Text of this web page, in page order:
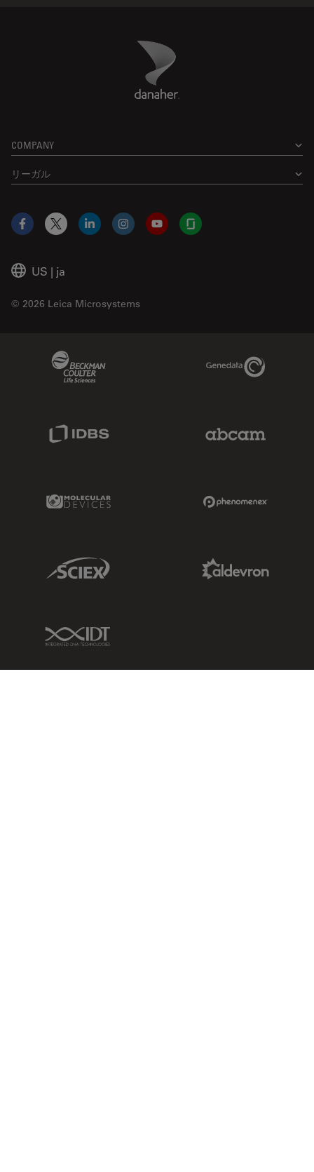
Danaher Logo
COMPANY
リーガル
US | ja
© 2026 Leica Microsystems
Facebook
X LinkedInInstagramYouTubeGlassdoor
Genedata Link
Molecular Devices Link
Sciex Link
IDT Link